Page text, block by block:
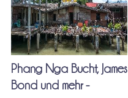
Phang Nga Bucht, James
Bond und mehr -